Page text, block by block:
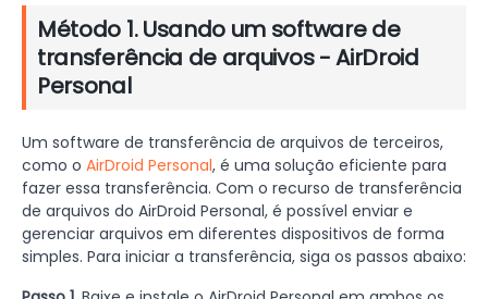
Método 1. Usando um software de
transferência de arquivos - AirDroid
Personal
Um software de transferência de arquivos de terceiros,
como o AirDroid Personal, é uma solução eficiente para
fazer essa transferência. Com o recurso de transferência
de arquivos do AirDroid Personal, é possível enviar e
gerenciar arquivos em diferentes dispositivos de forma
simples. Para iniciar a transferência, siga os passos abaixo: